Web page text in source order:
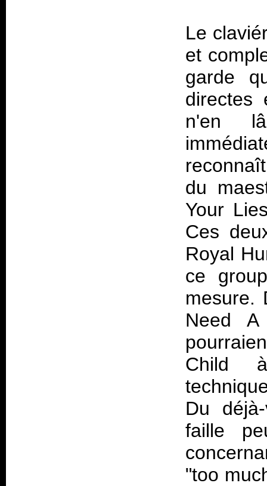
Le
et
garde
directes
n'en
du
Your
Ces
Royal
ce
mesure.
Need
Child
Du
faille
"too